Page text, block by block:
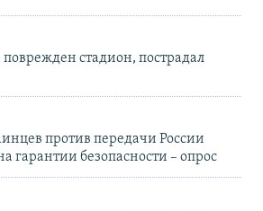
поврежден стадион, пострадал
против передачи России
гарантии безопасности – опрос